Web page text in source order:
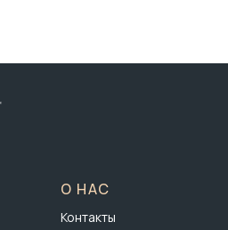
Контакты
О НАС